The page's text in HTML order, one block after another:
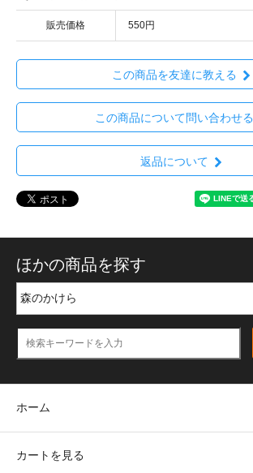
販売価格 550円
この商品を友達に教える
この商品について問い合わせる
返品について
ほかの商品を探す
ホーム
カートを見る